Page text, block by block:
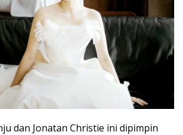
dan Jonatan Christie ini dipimpin